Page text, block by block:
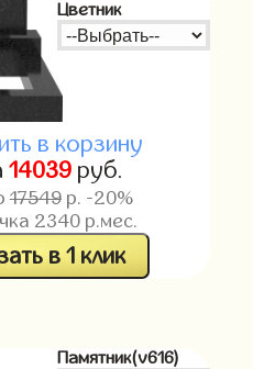
Цветник
в корзину
14039руб.
17549р. -20%
2340 р.мес.
в 1 клик
Памятник(v616)